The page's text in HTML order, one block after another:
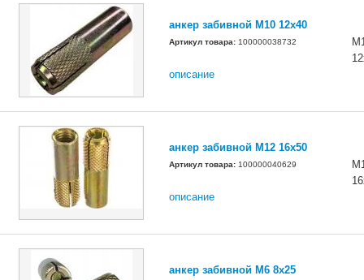
анкер забивной М10 12х40
Артикул товара: 100000038732
описание
анкер забивной М12 16х50
Артикул товара: 100000040629
описание
анкер забивной М6 8х25